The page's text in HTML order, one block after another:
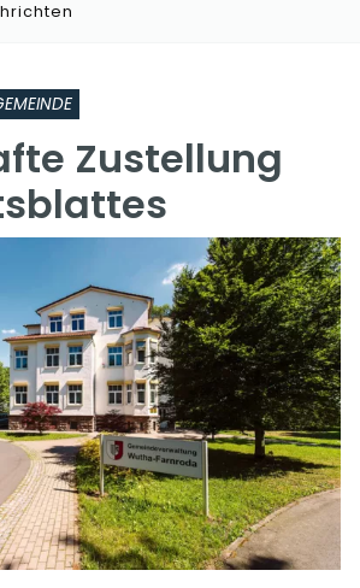
Zustellung